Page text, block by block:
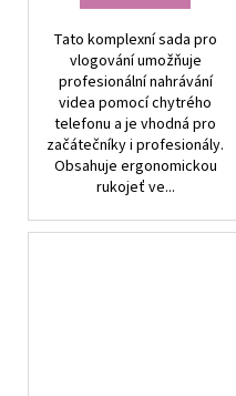
Tato komplexní sada pro
vlogování umožňuje
profesionální nahrávání
videa pomocí chytrého
telefonu a je vhodná pro
začátečníky i profesionály.
Obsahuje ergonomickou
rukojeť ve...